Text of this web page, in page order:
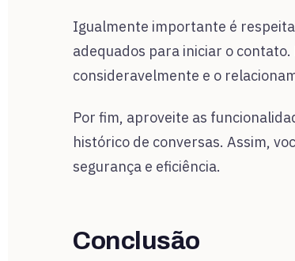
Igualmente importante é
adequados para iniciar o
consideravelmente e o
Por fim, aproveite as
histórico de conversas. Assim,
segurança e eficiência.
Conclusão